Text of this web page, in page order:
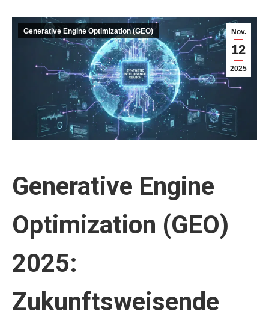
Nov.
12
2025
Generative Engine Optimization (GEO)
Generative Engine
Optimization (GEO)
2025:
Zukunftsweisende